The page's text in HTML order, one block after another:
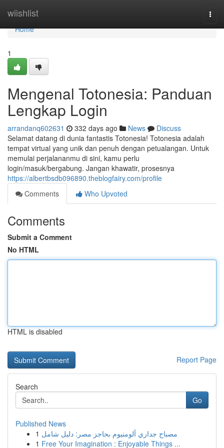
wiishlist
Home
Home
1
Mengenal Totonesia: Panduan
Lengkap Login
arrandanq602631 332 days ago News
Discuss
Selamat datang di dunia fantastis Totonesia! Totonesia adalah
tempat virtual yang unik dan penuh dengan petualangan. Untuk
memulai perjalananmu di sini, kamu perlu
login/masuk/bergabung. Jangan khawatir, prosesnya
https://albertbsdb096890.theblogfairy.com/profile
Comments
Who Upvoted
Comments
Submit a Comment
No HTML
HTML is disabled
Report Page
Search
Go
Published News
1 مصباح جداري ألومنيوم بحاجز مصر: دليل شامل
1 Free Your Imagination : Enjoyable Things ...